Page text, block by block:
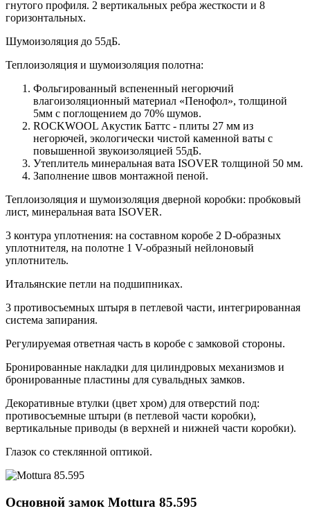
гнутого профиля. 2 вертикальных ребра жесткости и 8
горизонтальных.
Шумоизоляция до 55дБ.
Теплоизоляция и шумоизоляция полотна:
Фольгированный вспененный негорючий
влагоизоляционный материал «Пенофол», толщиной
5мм с поглощением до 70% шумов.
ROCKWOOL Акустик Баттс - плиты 27 мм из
негорючей, экологически чистой каменной ваты с
повышенной звукоизоляцией 55дБ.
Утеплитель минеральная вата ISOVER толщиной 50 мм.
Заполнение швов монтажной пеной.
Теплоизоляция и шумоизоляция дверной коробки: пробковый
лист, минеральная вата ISOVER.
3 контура уплотнения: на составном коробе 2 D-образных
уплотнителя, на полотне 1 V-образный нейлоновый
уплотнитель.
Итальянские петли на подшипниках.
3 противосъемных штыря в петлевой части, интегрированная
система запирания.
Регулируемая ответная часть в коробе с замковой стороны.
Бронированные накладки для цилиндровых механизмов и
бронированные пластины для сувальдных замков.
Декоративные втулки (цвет хром) для отверстий под:
противосъемные штыри (в петлевой части коробки),
вертикальные приводы (в верхней и нижней части коробки).
Глазок со стеклянной оптикой.
Основной замок Mottura 85.595